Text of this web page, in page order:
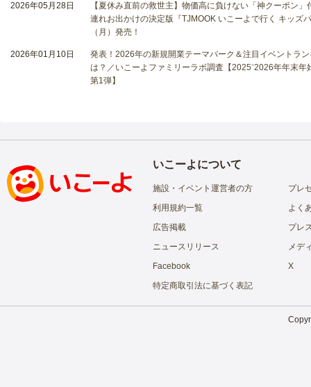
2026年05月28日
【夏休み直前の救世主】物価高に負けない「神クーポン」
連れお出かけの決定版『TJMOOK いこーよで行く キッズ
（月）発売！
2026年01月10日
発表！2026年の新規開業テーマパーク＆注目イベントラ
は？／いこーよファミリーラボ調査【2025⁻2026年年末
第1弾】
いこーよについて
施設・イベント運営者の方
プレ
利用規約一覧
よく
広告掲載
プレ
ニュースリリース
メデ
Facebook
X
特定商取引法に基づく表記